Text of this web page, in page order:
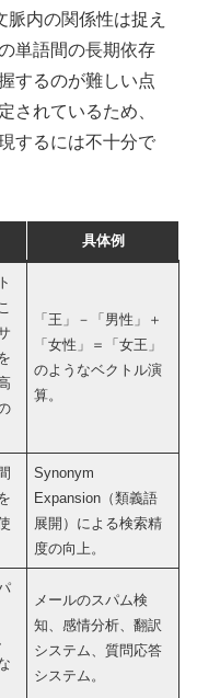
内の関係性は捉え
単語間の長期依存
するのが難しい点
されているため、
するには不十分で
具体例
「王」－「男性」＋
「女性」＝「女王」
のようなベクトル演
算。
Synonym
Expansion（類義語
展開）による検索精
度の向上。
メールのスパム検
知、感情分析、翻訳
システム、質問応答
システム。